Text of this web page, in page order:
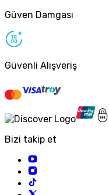
Güven Damgası
Güvenli Alışveriş
Bizi takip et